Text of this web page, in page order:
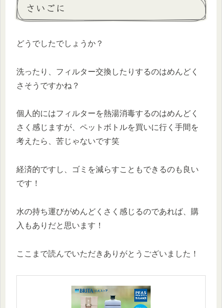
さいごに
どうでしたでしょうか？
洗ったり、フィルター交換したりするのはめんどく
さそうですかね？
個人的にはフィルターを熱湯消毒するのはめんどく
さく感じますが、ペットボトルを買いに行く手間を
考えたら、苦じゃないです笑
経済的ですし、ゴミを減らすこともできるのも良い
です！
水の持ち運びがめんどくさく感じるのであれば、購
入もありだと思います！
ここまで読んでいただきありがとうございました！